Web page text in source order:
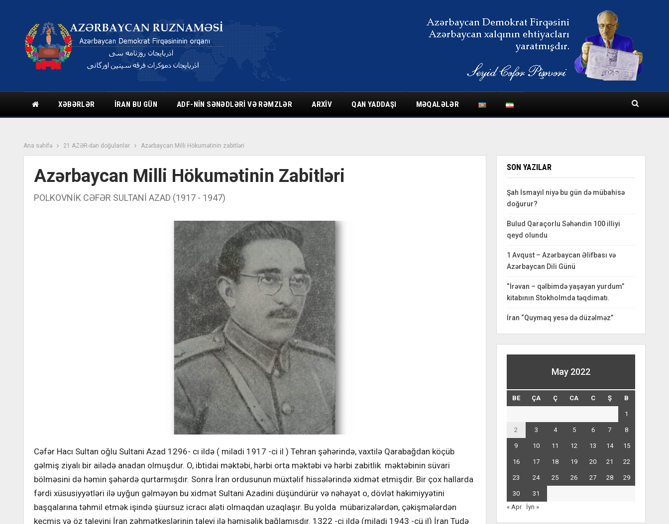
XƏBƏRLƏR İRAN BU GÜN ADF-NIN SƏNƏDLƏRI VƏ RƏMZLƏR ARXIV QAN YADDAŞI MƏQALƏLƏR
Ana səhifə 21 AZƏR-dən doğulanlar Azərbaycan Milli Hökumətinin zabitləri
Azərbaycan Milli Hökumətinin Zabitləri
POLKOVNİK CƏFƏR SULTANİ AZAD (1917 - 1947)
Cəfər Hacı Sultan oğlu Sultani Azad 1296- cı ildə ( miladi 1917 -ci il ) Tehran şəhərində, vaxtilə Qarabağdan köçüb
gəlmiş ziyalı bir ailədə anadan olmuşdur. O, ibtidai məktəbi, hərbi orta məktəbi və hərbi zabitlik məktəbinin süvari
bölməsini də həmin şəhərdə qurtarmışdır. Sonra İran ordusunun müxtəlif hissələrində xidmət etmişdir. Bir çox hallarda
fərdi xüsusiyyətləri ilə uyğun gəlməyən bu xidmət Sultani Azadini düşündürür və nəhayət o, dövlət hakimiyyətini
başqalarına təhmil etmək işində şüursuz icracı aləti olmaqdan uzaqlaşır. Bu yolda mübarizələrdən, çəkişmələrdən
keçmiş və öz taleyini İran zəhmətkeşlərinin taleyi ilə həmişəlik bağlamışdır. 1322 -ci ildə (miladi 1943 -cü il) İran Tudə
SON YAZILAR
Şah İsmayıl niyə bu gün də mübahisə
doğurur?
Bulud Qaraçorlu Səhəndin 100 illiyi
qeyd olundu
1 Avqust – Azərbaycan Əlifbası və
Azərbaycan Dili Günü
“İrəvan – qəlbimdə yaşayan yurdum”
kitabının Stokholmda təqdimatı.
İran “Quymaq yesə də düzəlməz”
May 2022
BE ÇA Ç CA C Ş B
1
2 3 4 5 6 7 8
9 10 11 12 13 14 15
16 17 18 19 20 21 22
23 24 25 26 27 28 29
30
31
« Apr
İyn »